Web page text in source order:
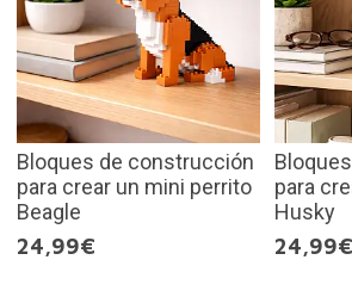
Bloques de construcción
para crear un mini perrito
Beagle
24,99€
para
Husky
24,99€